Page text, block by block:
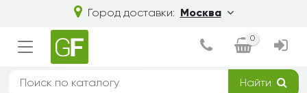
Город доставки: Москва
0
Найти